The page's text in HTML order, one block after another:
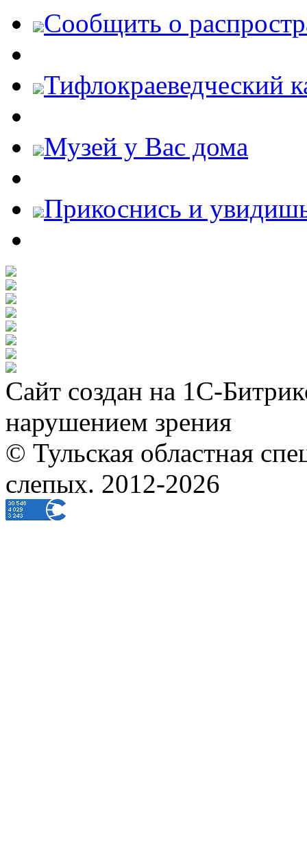
Cообщить о
Тифлокраеведческий
Музей у Вас дома
Прикоснись и
Сайт создан на 1С-
нарушением зрения
© Тульская областная
слепых. 2012-2026